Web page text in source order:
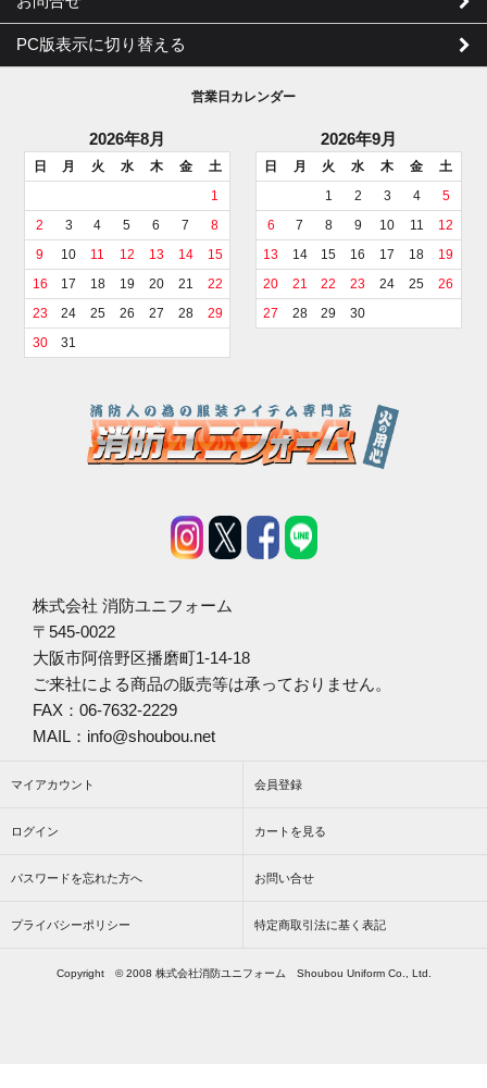
PC版表示に切り替える
営業日カレンダー
2026年8月
日 月 火 水 木 金
土
1
2
3 4 5 6 7
8
9
10 11 12 13 14
15
16
17 18 19 20 21
22
23
24 25 26 27 28
29
30
31
2026年9月
日 月 火 水 木 金
土
1
2 3 4
5
6
7 8 9 10 11
12
13
14 15 16 17 18
19
20
21 22 23 24 25
26
27
28 29 30
株式会社 消防ユニフォーム
〒545-0022
大阪市阿倍野区播磨町1-14-18
ご来社による商品の販売等は承っておりません。
FAX：06-7632-2229
MAIL：info@shoubou.net
マイアカウント 会員登録
ログイン カートを見る
パスワードを忘れた方へ お問い合せ
プライバシーポリシー 特定商取引法に基く表記
Copyright © 2008 株式会社消防ユニフォーム Shoubou Uniform Co., Ltd.